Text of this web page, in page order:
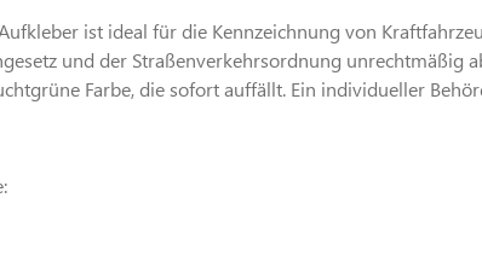
ist ideal für die Kennzeichnung von
und der Straßenverkehrsordnung
Farbe, die sofort auffällt. Ein individueller